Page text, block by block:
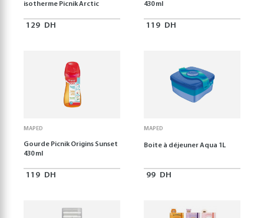
isotherme Picnik Arctic
129 DH
430 ml
119 DH
MAPED
Gourde Picnik Origins Sunset
430 ml
119 DH
MAPED
Boite à déjeuner Aqua 1L
99 DH